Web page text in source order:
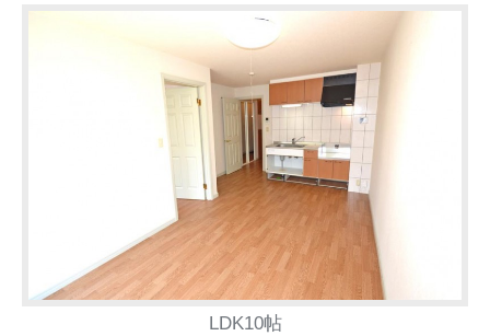
LDK10帖